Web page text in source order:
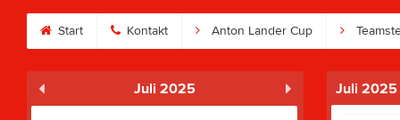
Start Kontakt Anton Lander Cup
Juli 2025 Juli 2025